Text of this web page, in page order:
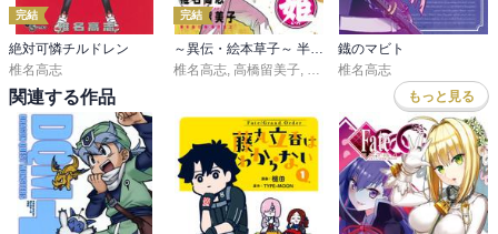
完結
絶対可憐チルドレン
椎名高志
完結
～異伝・絵本草子～ 半妖の夜叉姫
椎名高志, 高橋留美子, 隅沢克之
鐡のマビト
椎名高志
関連する作品 もっと見る